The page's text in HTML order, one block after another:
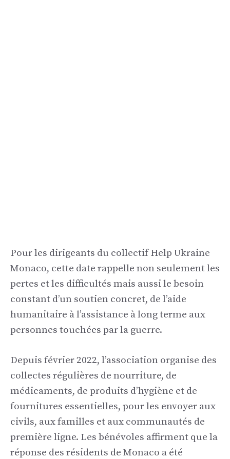
Pour les dirigeants du collectif Help Ukraine
Monaco, cette date rappelle non seulement les
pertes et les difficultés mais aussi le besoin
constant d’un soutien concret, de l’aide
humanitaire à l’assistance à long terme aux
personnes touchées par la guerre.
Depuis février 2022, l’association organise des
collectes régulières de nourriture, de
médicaments, de produits d’hygiène et de
fournitures essentielles, pour les envoyer aux
civils, aux familles et aux communautés de
première ligne. Les bénévoles affirment que la
réponse des résidents de Monaco a été